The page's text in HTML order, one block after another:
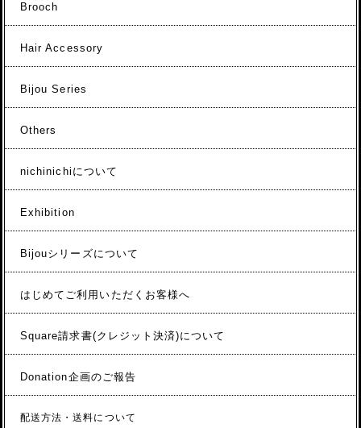
Brooch
Hair Accessory
Bijou Series
Others
nichinichiについて
Exhibition
Bijouシリーズについて
はじめてご利用いただくお客様へ
Square請求書(クレジット決済)について
Donation企画のご報告
配送方法・送料について